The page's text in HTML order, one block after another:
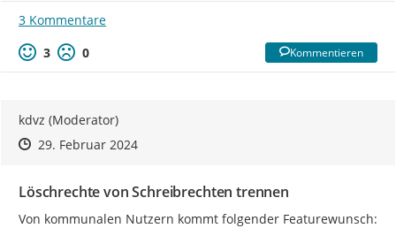
3 Kommentare
3
0 Kommentieren
kdvz (Moderator)
Zeitpunkt des Erstellens
Zeitpunkt des Erstellens
29. Februar 2024Zur Äußerung
Löschrechte von Schreibrechten trennen
Von kommunalen Nutzern kommt folgender Featurewunsch: